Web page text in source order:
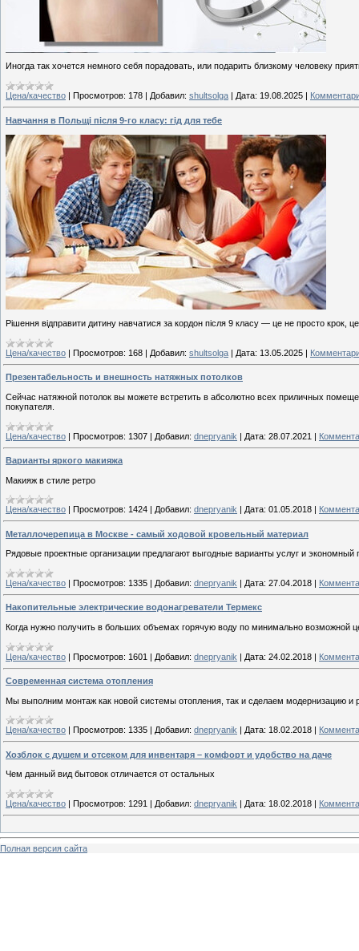
Иногда так хочется немного себя порадовать, или подарить близкому человеку
Цена/качество | Просмотров: 178 | Добавил: shultsolga | Дата: 19.08.2025 |
Навчання в Польщі після 9-го класу: гід для тебе
Рішення відправити дитину навчатися за кордон після 9 класу — це не просто крок,
Цена/качество | Просмотров: 168 | Добавил: shultsolga | Дата: 13.05.2025 |
Презентабельность и внешность натяжных потолков
Сейчас натяжной потолок вы можете встретить в абсолютно всех приличных
покупателя.
Цена/качество | Просмотров: 1307 | Добавил: dnepryanik | Дата: 28.07.2021 |
Варианты яркого макияжа
Макияж в стиле ретро
Цена/качество | Просмотров: 1424 | Добавил: dnepryanik | Дата: 01.05.2018 |
Металлочерепица в Москве - самый ходовой кровельный материал
Рядовые проектные организации предлагают выгодные варианты услуг и экономный
Цена/качество | Просмотров: 1335 | Добавил: dnepryanik | Дата: 27.04.2018 |
Накопительные электрические водонагреватели Термекс
Когда нужно получить в больших объемах горячую воду по минимально возможной
Цена/качество | Просмотров: 1601 | Добавил: dnepryanik | Дата: 24.02.2018 |
Современная система отопления
Мы выполним монтаж как новой системы отопления, так и сделаем модернизацию и
Цена/качество | Просмотров: 1335 | Добавил: dnepryanik | Дата: 18.02.2018 |
Хозблок с душем и отсеком для инвентаря – комфорт и удобство на даче
Чем данный вид бытовок отличается от остальных
Цена/качество | Просмотров: 1291 | Добавил: dnepryanik | Дата: 18.02.2018 |
Полная версия сайта